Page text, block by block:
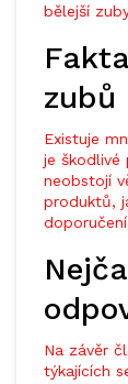
bělejší
zubů
Existuje
je škodlivé
neobstojí
produktů,
Na závěr
týkajících